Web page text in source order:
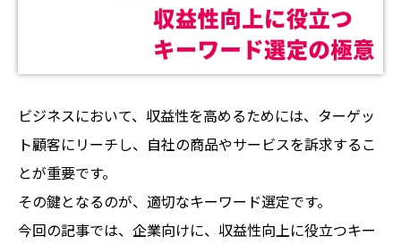
ビジネスにおいて、収益性を高めるためには、ターゲッ
ト顧客にリーチし、自社の商品やサービスを訴求するこ
とが重要です。
その鍵となるのが、適切なキーワード選定です。
今回の記事では、企業向けに、収益性向上に役立つキー